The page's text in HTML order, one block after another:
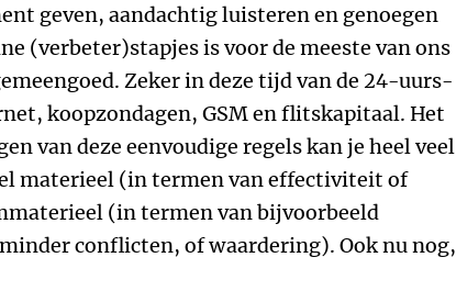
geven, aandachtig luisteren en genoegen
(verbeter)stapjes is voor de meeste van ons
Zeker in deze tijd van de 24-uurs-
koopzondagen, GSM en flitskapitaal. Het
van deze eenvoudige regels kan je heel veel
materieel (in termen van effectiviteit of
(in termen van bijvoorbeeld
conflicten, of waardering). Ook nu nog,